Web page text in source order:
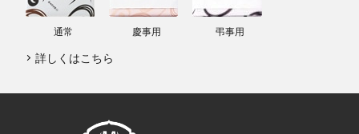
通常 慶事用 弔事用
詳しくはこちら